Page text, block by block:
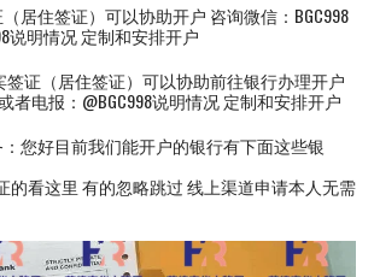
居住签证）可以协助开户 咨询微信：BGC998
说明情况 定制和安排开户
签证（居住签证）可以协助前往银行办理开户
者电报：@BGC998说明情况 定制和安排开户
您好目前我们能开户的银行有下面这些银
的看这里 有的忽略跳过 线上渠道申请本人无需